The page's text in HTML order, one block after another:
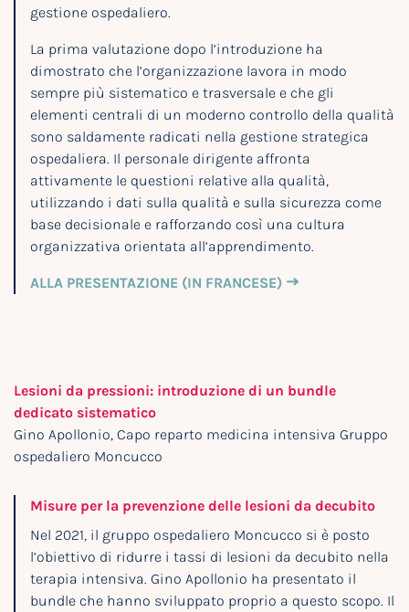
gestione ospedaliero.
La prima valutazione dopo l’introduzione ha
dimostrato che l’organizzazione lavora in modo
sempre più sistematico e trasversale e che gli
elementi centrali di un moderno controllo della qualità
sono saldamente radicati nella gestione strategica
ospedaliera. Il personale dirigente affronta
attivamente le questioni relative alla qualità,
utilizzando i dati sulla qualità e sulla sicurezza come
base decisionale e rafforzando così una cultura
organizzativa orientata all’apprendimento.
ALLA PRESENTAZIONE (IN FRANCESE)
Lesioni da pressioni: introduzione di un bundle
dedicato sistematico
Gino Apollonio, Capo reparto medicina intensiva Gruppo
ospedaliero Moncucco
Misure per la prevenzione delle lesioni da decubito
Nel 2021, il gruppo ospedaliero Moncucco si è posto
l’obiettivo di ridurre i tassi di lesioni da decubito nella
terapia intensiva. Gino Apollonio ha presentato il
bundle che hanno sviluppato proprio a questo scopo. Il